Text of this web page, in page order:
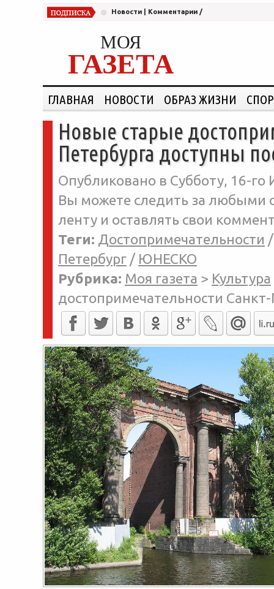
Новости Комментарии /
МОЯ
ГАЗЕТА
ГЛАВНАЯ НОВОСТИ ОБРАЗ ЖИЗНИ
Новые старые
Петербурга доступны
Опубликовано в Субботу, 16-го
Вы можете следить за любыми
ленту и оставлять свои
Теги: Достопримечательности
Петербург / ЮНЕСКО
Рубрика: Моя газета > Культура
достопримечательности